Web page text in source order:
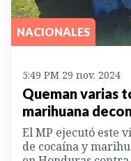
NACIONALES
5:49 PM 29 nov. 2024
Queman varias
marihuana
El MP ejecutó este
de cocaína y